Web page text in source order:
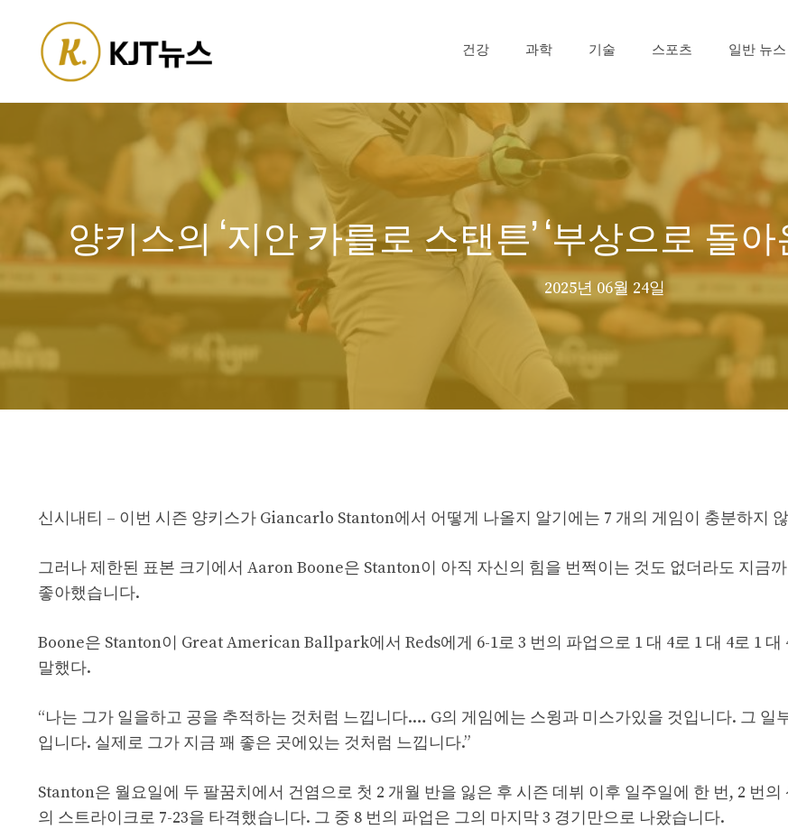
content
건강 과학 기술 스포츠 일반 뉴스
양키스의 ‘지안 카를로 스탠튼’ ‘부상으로 돌
2025년 06월 24일
신시내티 – 이번 시즌 양키스가 Giancarlo Stanton에서 어떻게 나올지 알기에는 7 개의 게임이 충분하지
그러나 제한된 표본 크기에서 Aaron Boone은 Stanton이 아직 자신의 힘을 번쩍이는 것도 없더라도 지금
좋아했습니다.
Boone은 Stanton이 Great American Ballpark에서 Reds에게 6-1로 3 번의 파업으로 1 대 4로 1 대 4로 1 대
말했다.
“나는 그가 일을하고 공을 추적하는 것처럼 느낍니다.… G의 게임에는 스윙과 미스가있을 것입니다. 그 일
입니다. 실제로 그가 지금 꽤 좋은 곳에있는 것처럼 느낍니다.”
Stanton은 월요일에 두 팔꿈치에서 건염으로 첫 2 개월 반을 잃은 후 시즌 데뷔 이후 일주일에 한 번, 2 번의
의 스트라이크로 7-23을 타격했습니다. 그 중 8 번의 파업은 그의 마지막 3 경기만으로 나왔습니다.